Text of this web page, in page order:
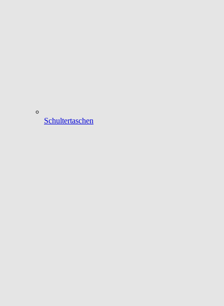
Schultertaschen